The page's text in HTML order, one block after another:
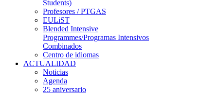
Students)
Profesores / PTGAS
EULiST
Blended Intensive
Programmes/Programas Intensivos
Combinados
Centro de idiomas
ACTUALIDAD
Noticias
Agenda
25 aniversario